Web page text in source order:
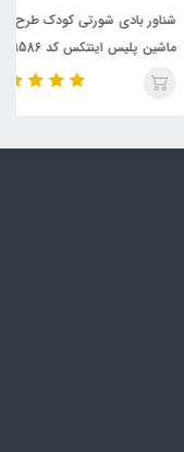
بادی شورتی کودک طرح
اینتکس کد 59586